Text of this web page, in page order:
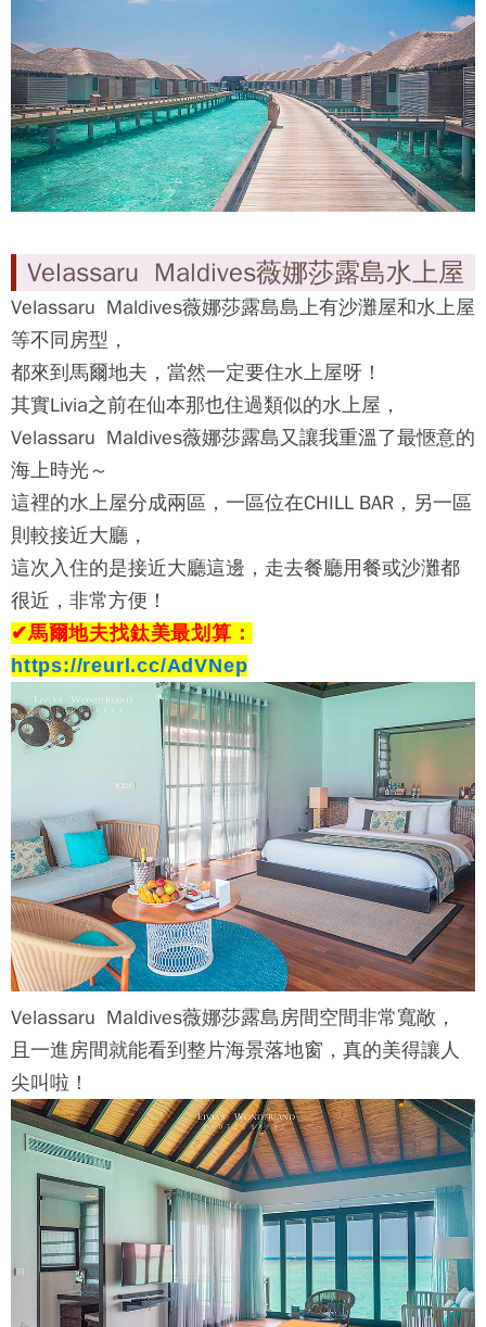
Velassaru Maldives薇娜莎露島水上屋
Velassaru Maldives薇娜莎露島島上有沙灘屋和水上屋
等不同房型，
都來到馬爾地夫，當然一定要住水上屋呀！
其實Livia之前在仙本那也住過類似的水上屋，
Velassaru Maldives薇娜莎露島又讓我重溫了最愜意的
海上時光～
這裡的水上屋分成兩區，一區位在CHILL BAR，另一區
則較接近大廳，
這次入住的是接近大廳這邊，走去餐廳用餐或沙灘都
很近，非常方便！
✔馬爾地夫找鈦美最划算：
https://reurl.cc/AdVNep
Velassaru Maldives薇娜莎露島房間空間非常寬敞，
且一進房間就能看到整片海景落地窗，真的美得讓人
尖叫啦！